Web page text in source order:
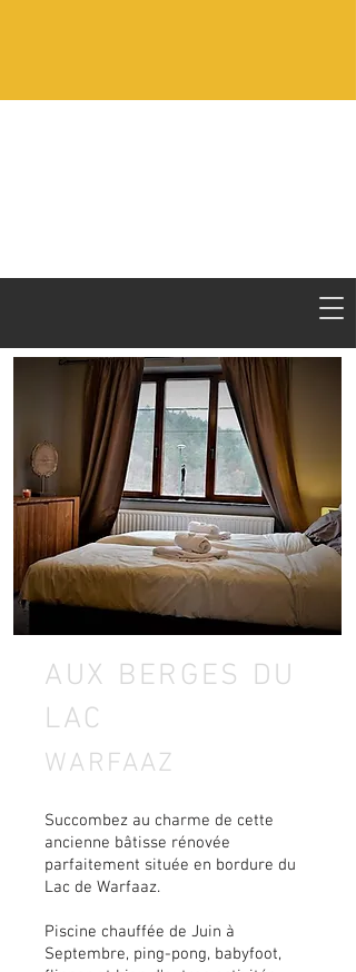
AUX BERGES DU
LAC
WARFAAZ
Succombez au charme de cette
ancienne bâtisse rénovée
parfaitement située en bordure du
Lac de Warfaaz.
Piscine chauffée de Juin à
Septembre, ping-pong, babyfoot,